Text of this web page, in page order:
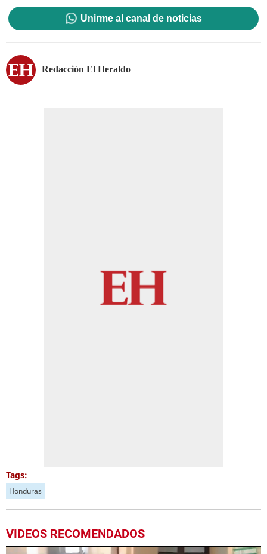
Unirme al canal de noticias
Redacción El Heraldo
Tags:
Honduras
VIDEOS RECOMENDADOS